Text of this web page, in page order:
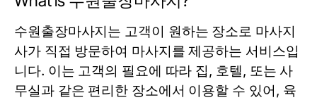
수원출장마사지는 고객이 원하는 장소로 마사지
사가 직접 방문하여 마사지를 제공하는 서비스입
니다. 이는 고객의 필요에 따라 집, 호텔, 또는 사
무실과 같은 편리한 장소에서 이용할 수 있어, 육